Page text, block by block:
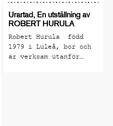
vad du
och det du
är inte
egentligen
är ett
Urartad, En utställning av
ROBERT HURULA
Robert Hurula född
1979 i Luleå, bor och
är verksam utanför